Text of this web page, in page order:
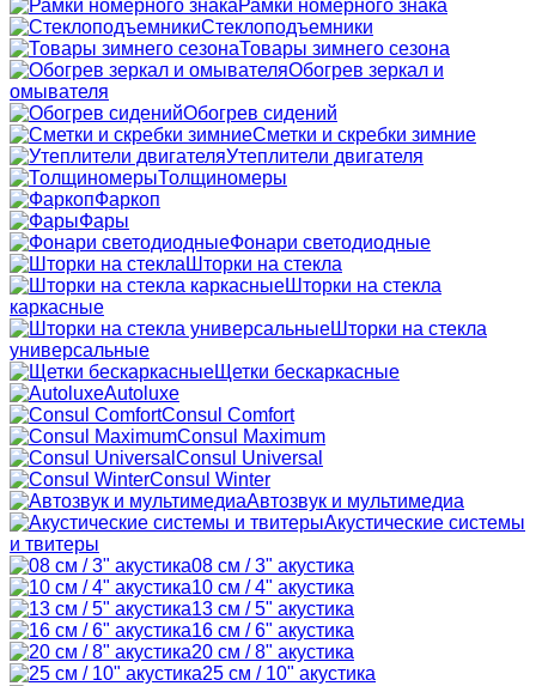
Рамки номерного знака
Стеклоподъемники
Товары зимнего сезона
Обогрев зеркал и
омывателя
Обогрев сидений
Сметки и скребки зимние
Утеплители двигателя
Толщиномеры
Фаркоп
Фары
Фонари светодиодные
Шторки на стекла
Шторки на стекла
каркасные
Шторки на стекла
универсальные
Щетки бескаркасные
Autoluxe
Consul Comfort
Consul Maximum
Consul Universal
Consul Winter
Автозвук и мультимедиа
Акустические системы
и твитеры
08 см / 3" акустика
10 см / 4" акустика
13 см / 5" акустика
16 см / 6" акустика
20 см / 8" акустика
25 см / 10" акустика